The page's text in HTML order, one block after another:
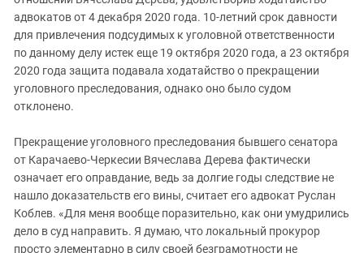
ЮФО
адвокатов от 4 декабря 2020 года. 10-летний срок давности
для привлечения подсудимых к уголовной ответственности
по данному делу истек еще 19 октября 2020 года, а 23 октября
2020 года защита подавала ходатайство о прекращении
уголовного преследования, однако оно было судом
отклонено.
Прекращение уголовного преследования бывшего сенатора
от Карачаево-Черкесии Вячеслава Дерева фактически
означает его оправдание, ведь за долгие годы следствие не
нашло доказательств его вины, считает его адвокат Руслан
Коблев. «Для меня вообще поразительно, как они умудрились
дело в суд направить. Я думаю, что локальный прокурор
просто элементарно в силу своей безграмотности не